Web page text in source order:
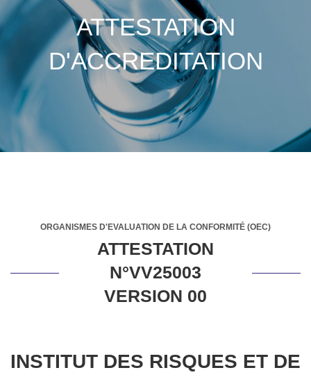
ATTESTATION
D'ACCREDITATION
ORGANISMES D'EVALUATION DE LA CONFORMITÉ (OEC)
ATTESTATION
N°VV25003
VERSION 00
INSTITUT DES RISQUES ET DE